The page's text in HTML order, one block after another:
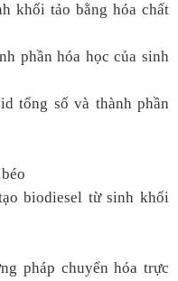
khối tảo bằng hóa chất
phần hóa học của sinh
tổng số và thành phần
biodiesel từ sinh khối
pháp chuyển hóa trực